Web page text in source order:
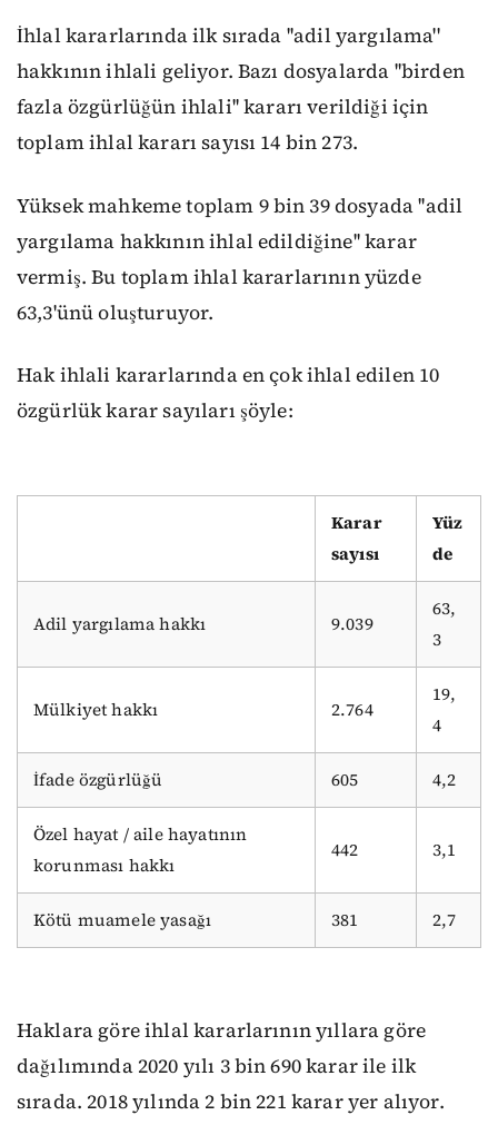
İhlal kararlarında ilk sırada ''adil yargılama''
hakkının ihlali geliyor. Bazı dosyalarda ''birden
fazla özgürlüğün ihlali'' kararı verildiği için
toplam ihlal kararı sayısı 14 bin 273.
Yüksek mahkeme toplam 9 bin 39 dosyada ''adil
yargılama hakkının ihlal edildiğine'' karar
vermiş. Bu toplam ihlal kararlarının yüzde
63,3'ünü oluşturuyor.
Hak ihlali kararlarında en çok ihlal edilen 10
özgürlük karar sayıları şöyle:
Karar
sayısı
Yüz
de
Adil yargılama hakkı 9.039
63,
3
Mülkiyet hakkı 2.764
19,
4
İfade özgürlüğü 605 4,2
Özel hayat / aile hayatının
korunması hakkı
442 3,1
Kötü muamele yasağı 381 2,7
Haklara göre ihlal kararlarının yıllara göre
dağılımında 2020 yılı 3 bin 690 karar ile ilk
sırada. 2018 yılında 2 bin 221 karar yer alıyor.